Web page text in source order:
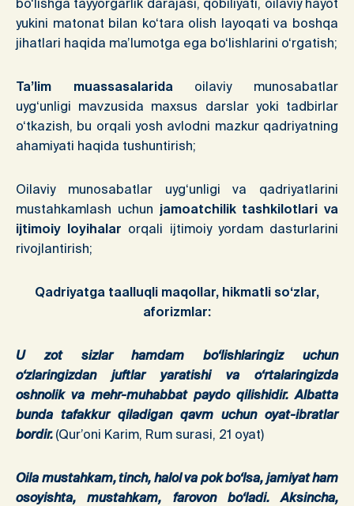
bo‘lishga tayyorgarlik darajasi, qobiliyati, oilaviy hayot
yukini matonat bilan ko‘tara olish layoqati va boshqa
jihatlari haqida ma’lumotga ega bo‘lishlarini o‘rgatish;
Ta’lim muassasalaridaoilaviy munosabatlar
uyg‘unligi mavzusida maxsus darslar yoki tadbirlar
o‘tkazish, bu orqali yosh avlodni mazkur qadriyatning
ahamiyati haqida tushuntirish;
Oilaviy munosabatlar uyg‘unligi va qadriyatlarini
mustahkamlash uchun jamoatchilik tashkilotlari va
ijtimoiy loyihalar orqali ijtimoiy yordam dasturlarini
rivojlantirish;
Qadriyatga taalluqli maqollar, hikmatli so‘zlar,
aforizmlar:
U zot sizlar hamdam bo‘lishlaringiz uchun
o‘zlaringizdan juftlar yaratishi va o‘rtalaringizda
oshnolik va mehr-muhabbat paydo qilishidir. Albatta
bunda tafakkur qiladigan qavm uchun oyat-ibratlar
bordir. (Qur’oni Karim, Rum surasi, 21 oyat)
Oila mustahkam, tinch, halol va pok bo‘lsa, jamiyat ham
osoyishta, mustahkam, farovon bo‘ladi. Aksincha,